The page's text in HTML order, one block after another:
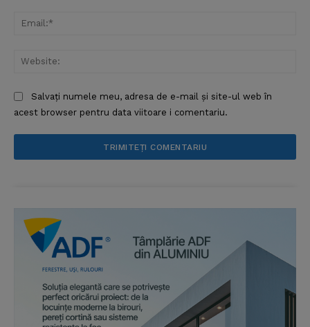
Salvați numele meu, adresa de e-mail și site-ul web în
acest browser pentru data viitoare i comentariu.